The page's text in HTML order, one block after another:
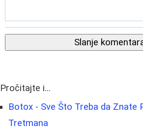
Slanje
Pročitajte i...
Botox - Sve Što Treba da Znate
Tretmana